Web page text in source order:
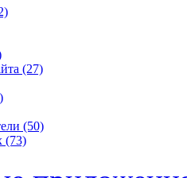
(27)
(50)
(73)